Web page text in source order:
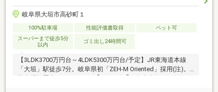
岐阜県大垣市高砂町１
100%駐車場 性能評価書取得
ペット可
スーパーまで徒歩5分
以内
ゴミ出し24時間可
【3LDK3700万円台～4LDK5300万円台/予定】JR東海道本線
「大垣」駅徒歩7分。岐阜県初「ZEH-M Oriented」採用(注)。
2 2